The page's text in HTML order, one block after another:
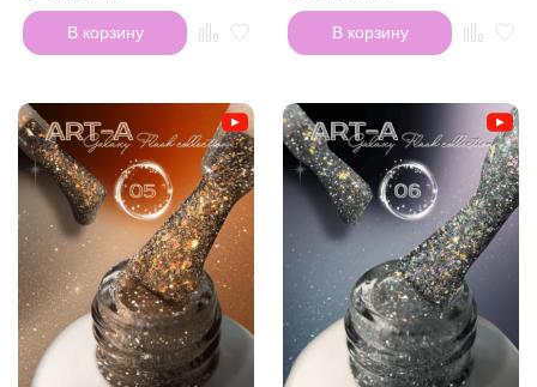
В корзину В корзину